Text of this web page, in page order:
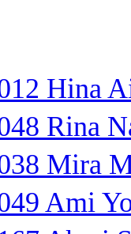
Hina
Rina
Mira
Ami